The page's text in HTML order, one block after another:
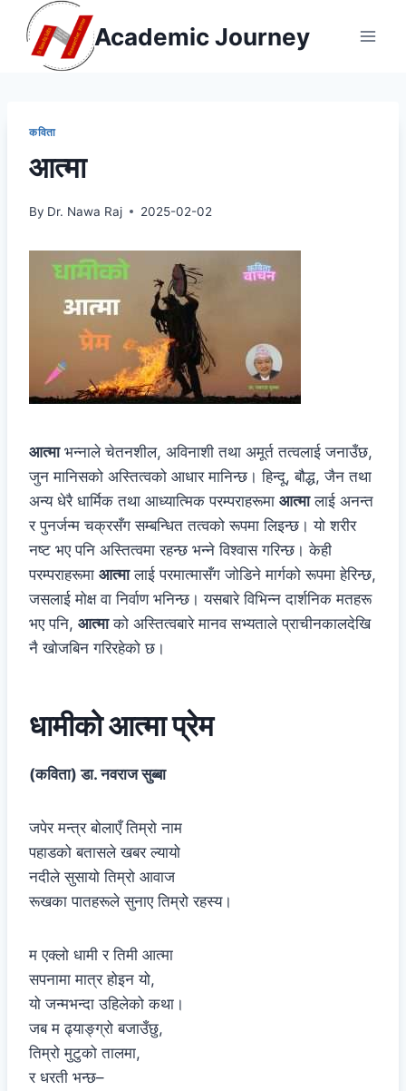
content
Academic Journey
कविता
आत्मा
By Dr. Nawa Raj 2025-02-02
आत्माभन्नाले चेतनशील, अविनाशी तथा अमूर्त तत्वलाई जनाउँछ,
जुन मानिसको अस्तित्वको आधार मानिन्छ। हिन्दू, बौद्ध, जैन तथा
अन्य धेरै धार्मिक तथा आध्यात्मिक परम्पराहरूमा आत्मालाई अनन्त
र पुनर्जन्म चक्रसँग सम्बन्धित तत्वको रूपमा लिइन्छ। यो शरीर
नष्ट भए पनि अस्तित्वमा रहन्छ भन्ने विश्वास गरिन्छ। केही
परम्पराहरूमा आत्मालाई परमात्मासँग जोडिने मार्गको रूपमा हेरिन्छ,
जसलाई मोक्ष वा निर्वाण भनिन्छ। यसबारे विभिन्न दार्शनिक मतहरू
भए पनि, आत्माको अस्तित्वबारे मानव सभ्यताले प्राचीनकालदेखि
नै खोजबिन गरिरहेको छ।
धामीको आत्मा प्रेम
(कविता) डा. नवराज सुब्बा
जपेर मन्त्र बोलाएँ तिम्रो नाम
पहाडको बतासले खबर ल्यायो
नदीले सुसायो तिम्रो आवाज
रूखका पातहरूले सुनाए तिम्रो रहस्य।
म एक्लो धामी र तिमी आत्मा
सपनामा मात्र होइन यो,
यो जन्मभन्दा उहिलेको कथा।
जब म ढ्याङ्ग्रो बजाउँछु,
तिम्रो मुटुको तालमा,
र धरती भन्छ–